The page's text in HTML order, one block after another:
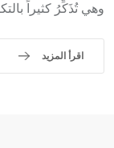
وهي تُذَكِّرُ كثيراً
اقرأ المزيد